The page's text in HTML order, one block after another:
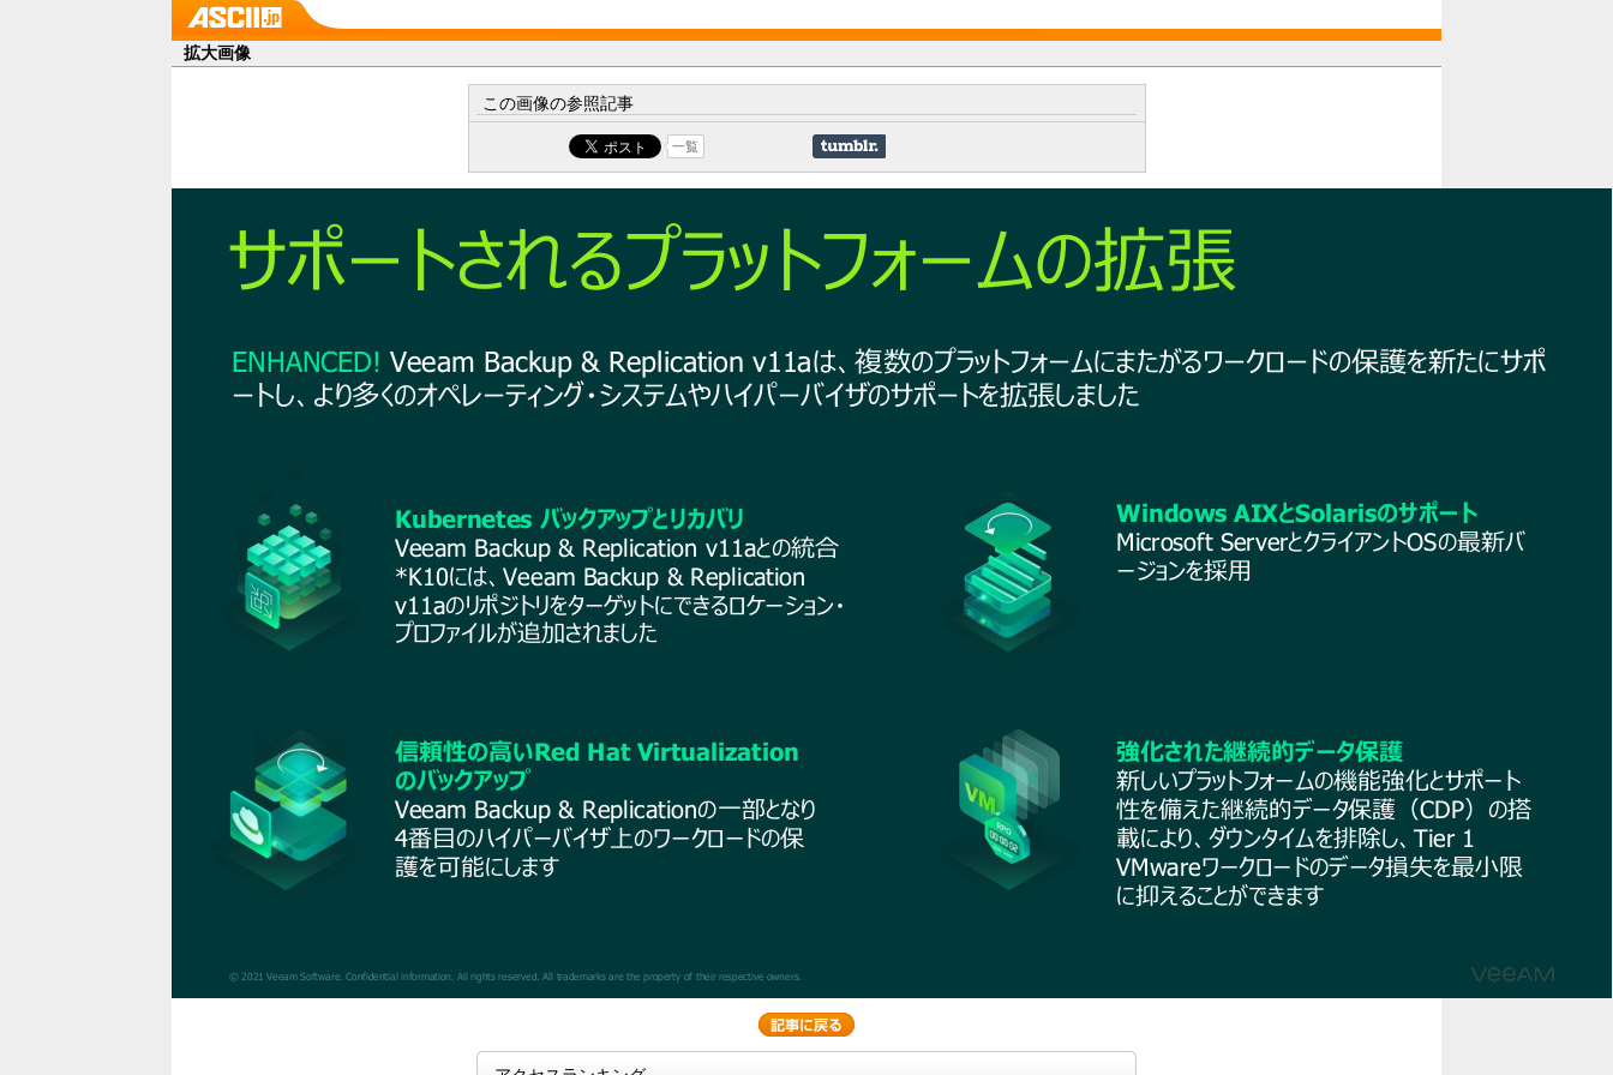
拡大画像
この画像の参照記事
一覧